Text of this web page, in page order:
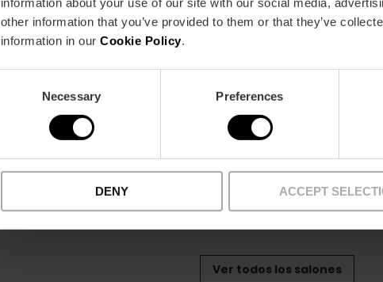
other information that you’ve provided to them or that they’ve
information in our Cookie Policy.
Necessary Preferences
DENY ACCEPT
m2:438
Audit:300
Danae
67
Audit:70
School:44
Cocktail:70
Ver todos los salones